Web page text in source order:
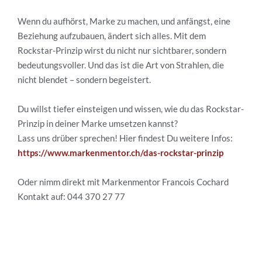
Wenn du aufhörst, Marke zu machen, und anfängst, eine
Beziehung aufzubauen, ändert sich alles. Mit dem
Rockstar-Prinzip wirst du nicht nur sichtbarer, sondern
bedeutungsvoller. Und das ist die Art von Strahlen, die
nicht blendet – sondern begeistert.
Du willst tiefer einsteigen und wissen, wie du das Rockstar-
Prinzip in deiner Marke umsetzen kannst?
Lass uns drüber sprechen! Hier findest Du weitere Infos:
https://www.markenmentor.ch/das-rockstar-prinzip
Oder nimm direkt mit Markenmentor Francois Cochard
Kontakt auf: 044 370 27 77